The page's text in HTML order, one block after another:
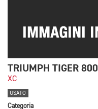
TRIUMPH TIGER 800
XC
USATO
Categoria